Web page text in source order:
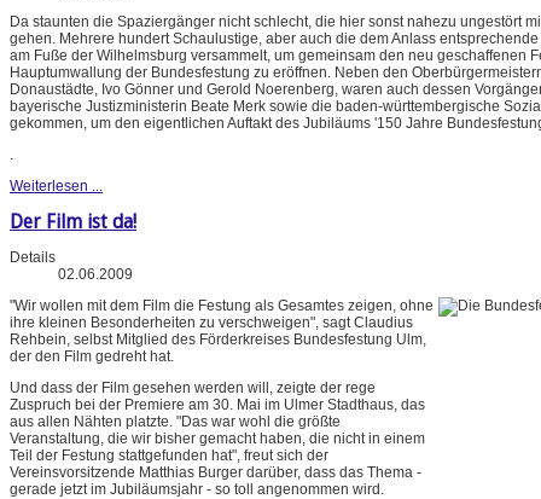
Da staunten die Spaziergänger nicht schlecht, die hier sonst nahezu ungestört
gehen. Mehrere hundert Schaulustige, aber auch die dem Anlass
am Fuße der Wilhelmsburg versammelt, um gemeinsam den neu geschaffenen
Hauptumwallung der Bundesfestung zu eröffnen. Neben den
Donaustädte, Ivo Gönner und Gerold Noerenberg, waren auch dessen
bayerische Justizministerin Beate Merk sowie die baden-württembergische
gekommen, um den eigentlichen Auftakt des Jubiläums '150 Jahre
.
Weiterlesen ...
Der Film ist da!
Details
02.06.2009
"Wir wollen mit dem Film die Festung als Gesamtes zeigen, ohne
ihre kleinen Besonderheiten zu verschweigen", sagt Claudius
Rehbein, selbst Mitglied des Förderkreises Bundesfestung Ulm,
der den Film gedreht hat.
Und dass der Film gesehen werden will, zeigte der rege
Zuspruch bei der Premiere am 30. Mai im Ulmer Stadthaus, das
aus allen Nähten platzte. "Das war wohl die größte
Veranstaltung, die wir bisher gemacht haben, die nicht in einem
Teil der Festung stattgefunden hat", freut sich der
Vereinsvorsitzende Matthias Burger darüber, dass das Thema -
gerade jetzt im Jubiläumsjahr - so toll angenommen wird.